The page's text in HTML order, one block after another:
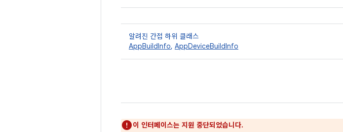
알려진 간접 하위 클래스
AppBuildInfo, AppDeviceBuildInfo
이 인터페이스는 지원 중단되었습니다.